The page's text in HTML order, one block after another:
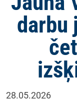
darbu
28.05.2026